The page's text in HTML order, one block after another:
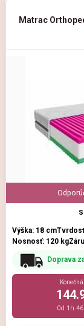
Matrac
Výška: 18 cm
Nosnosť: 120 kg
Doprava
0d 1h